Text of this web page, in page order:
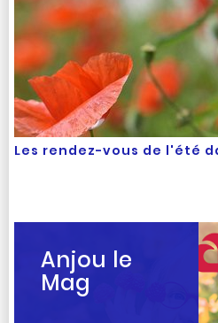
Les rendez-vous de l'été
Anjou le
Mag